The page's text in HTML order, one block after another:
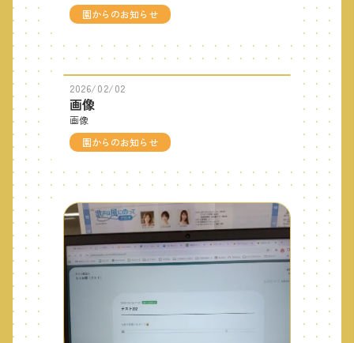
園からのお知らせ
2026/02/02
画像
画像
園からのお知らせ